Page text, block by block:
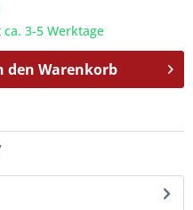
3-5 Werktage
den Warenkorb